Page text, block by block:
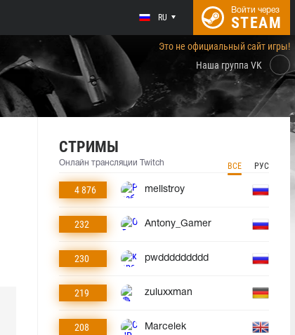
RU
Войти через
STEAM
Это не официальный сайт игры!
Наша группа VK
СТРИМЫ
Онлайн трансляции Twitch ВСЕ РУС
4 876 mellstroy
232 Antony_Gamer
230 pwddddddddd
219 zuluxxman
208 Marcelek